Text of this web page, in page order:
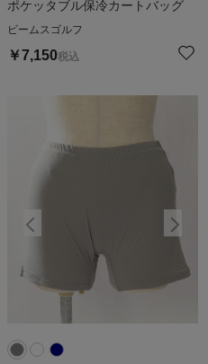
ポケッタブル保冷カートバッグ
ビームスゴルフ
￥7,150税込